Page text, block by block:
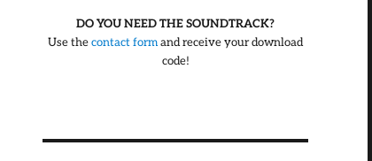
DO YOU NEED THE SOUNDTRACK?
Use thecontact formand receive your download
code!